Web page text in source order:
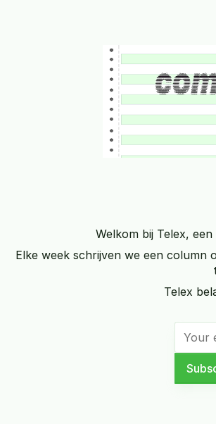
Welkom bij Telex,
Elke week schrijven we een
Telex